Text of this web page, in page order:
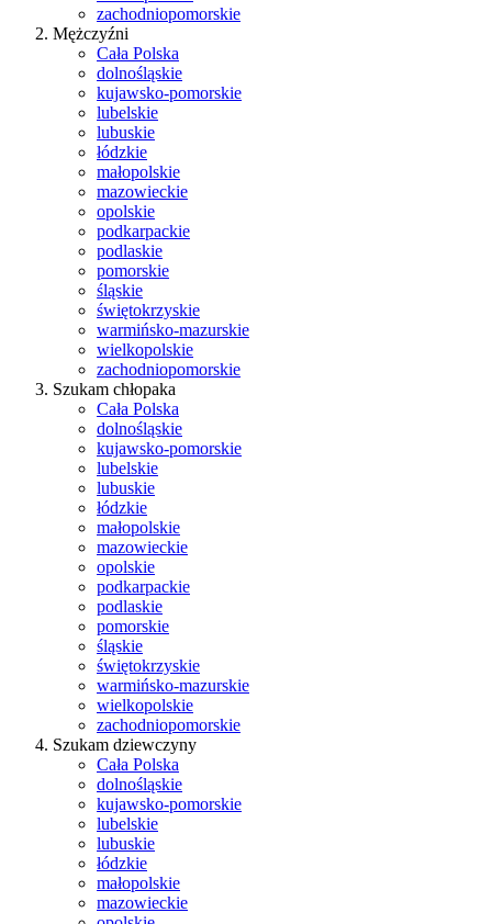
zachodniopomorskie
Mężczyźni
Cała Polska
dolnośląskie
kujawsko-pomorskie
lubelskie
lubuskie
łódzkie
małopolskie
mazowieckie
opolskie
podkarpackie
podlaskie
pomorskie
śląskie
świętokrzyskie
warmińsko-mazurskie
wielkopolskie
zachodniopomorskie
Szukam chłopaka
Cała Polska
dolnośląskie
kujawsko-pomorskie
lubelskie
lubuskie
łódzkie
małopolskie
mazowieckie
opolskie
podkarpackie
podlaskie
pomorskie
śląskie
świętokrzyskie
warmińsko-mazurskie
wielkopolskie
zachodniopomorskie
Szukam dziewczyny
Cała Polska
dolnośląskie
kujawsko-pomorskie
lubelskie
lubuskie
łódzkie
małopolskie
mazowieckie